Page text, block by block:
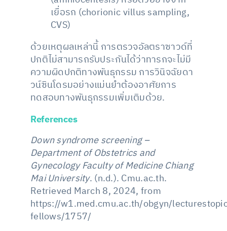
เยื่อรก (chorionic villus sampling,
CVS)
ด้วยเหตุผลเหล่านี้ การตรวจอัลตราซาวด์ที่
ปกติไม่สามารถรับประกันได้ว่าทารกจะไม่มี
ความผิดปกติทางพันธุกรรม การวินิจฉัยดา
วน์ซินโดรมอย่างแม่นยำต้องอาศัยการ
ทดสอบทางพันธุกรรมเพิ่มเติมด้วย.
References
Down syndrome screening –
Department of Obstetrics and
Gynecology Faculty of Medicine Chiang
Mai University. (n.d.). Cmu.ac.th.
Retrieved March 8, 2024, from
https://w1.med.cmu.ac.th/obgyn/
fellows/1757/